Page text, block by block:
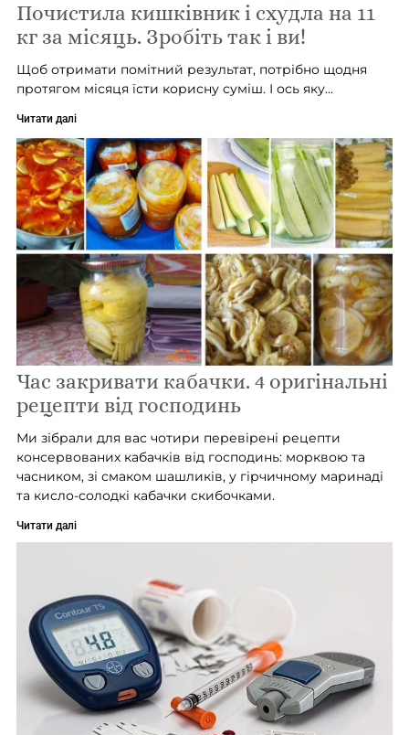
Почистила кишківник і схудла на 11
кг за місяць. Зробіть так і ви!
Щоб отримати помітний результат, потрібно щодня
протягом місяця їсти корисну суміш. І ось яку…
Читати далі
Час закривати кабачки. 4 оригінальні
рецепти від господинь
Ми зібрали для вас чотири перевірені рецепти
консервованих кабачків від господинь: морквою та
часником, зі смаком шашликів, у гірчичному маринаді
та кисло-солодкі кабачки скибочками.
Читати далі